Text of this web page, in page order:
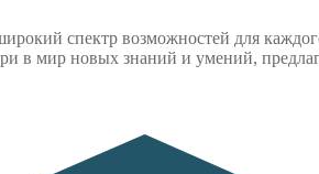
спектр возможностей для
в мир новых знаний и умений,